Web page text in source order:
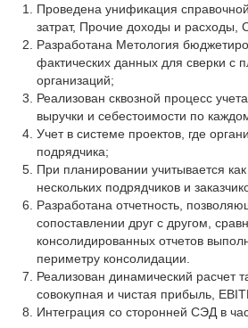
Проведена унификация
затрат, Прочие доходы и расходы,
Разработана Метология
фактических данных для сверки с
организаций;
Реализован сквозной процесс
выручки и себестоимости по
Учет в системе проектов, где
подрядчика;
При планировании учитывается
нескольких подрядчиков и
Разработана отчетность,
сопоставлении друг с другом,
консолидированных отчетов
периметру консолидации.
Реализован динамический расчет
совокупная и чистая прибыль,
Интеграция со сторонней СЭД в